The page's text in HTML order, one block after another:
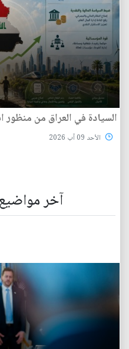
السيادة في العراق من منظور
الأحد 09 آب 2026
آخر